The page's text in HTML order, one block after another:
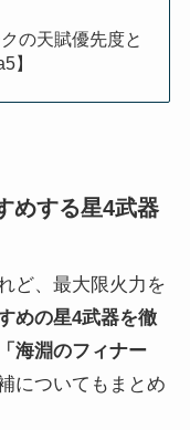
の天賦優先度と
】
めする星4武器
ど、最大限火力を
めの星4武器を徹
「海淵のフィナー
についてもまとめ